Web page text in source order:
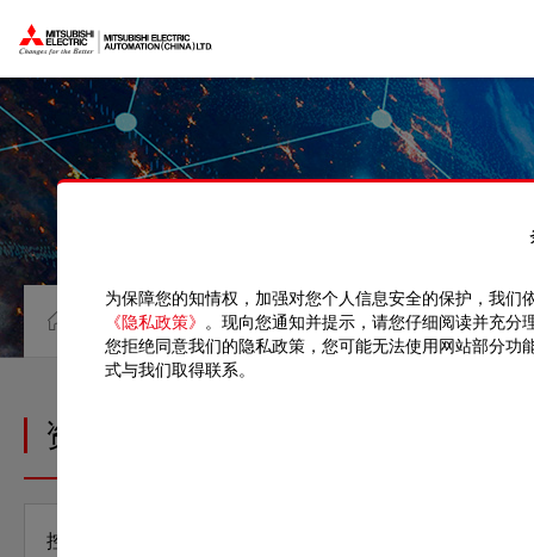
资料中心 手册
资料中心
控制器 / 可编程控制器MELSEC
为保障您的知情权，加强对您个人信息安全的保护，我
《隐私政策》 。现向您通知并提示，请您仔细阅读并充
您拒绝同意我们的隐私政策，您可能无法使用网站部分
式与我们取得联系。